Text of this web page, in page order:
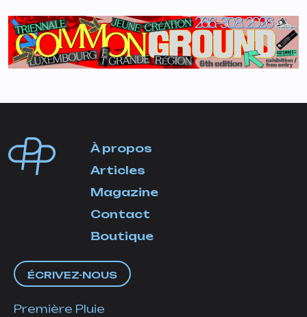
À propos
Articles
Magazine
Contact
Boutique
ÉCRIVEZ-NOUS
Première Pluie